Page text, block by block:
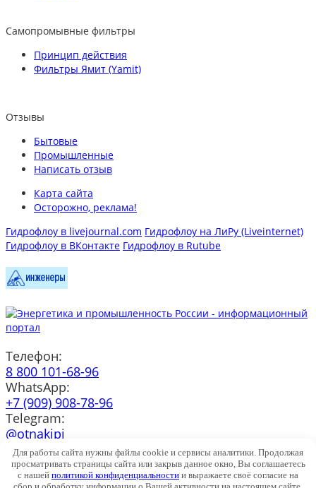
Самопромывные фильтры
Принцип действия
Фильтры Ямит (Yamit)
Отзывы
Бытовые
Промышленные
Написать отзыв
Карта сайта
Осторожно, реклама!
Гидрофлоу в livejournal.com Гидрофлоу на ЛиРу (Liveinternet)
Гидрофлоу в ВКонтакте Гидрофлоу в Rutube
Телефон:
8 800 101-68-96
WhatsApp:
+7 (909) 908-78-96
Telegram:
@otnakipi
e-mail:
info@h-flow.ru
© ООО "Гидрофлоу" 2004-2025 |Соглашение с посетителем
Для работы сайта нужны файлы cookie и сервисы аналитики. Продолжая
просматривать страницы сайта или закрыв данное окно, Вы соглашаетесь
с нашей политикой конфиденциальности и выражаете своё согласие на